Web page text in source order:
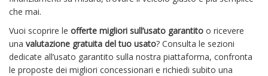
che mai.
Vuoi scoprire le offerte migliori sull’usato garantito o ricevere
una valutazione gratuita del tuo usato? Consulta le sezioni
dedicate all’usato garantito sulla nostra piattaforma, confronta
le proposte dei migliori concessionari e richiedi subito una